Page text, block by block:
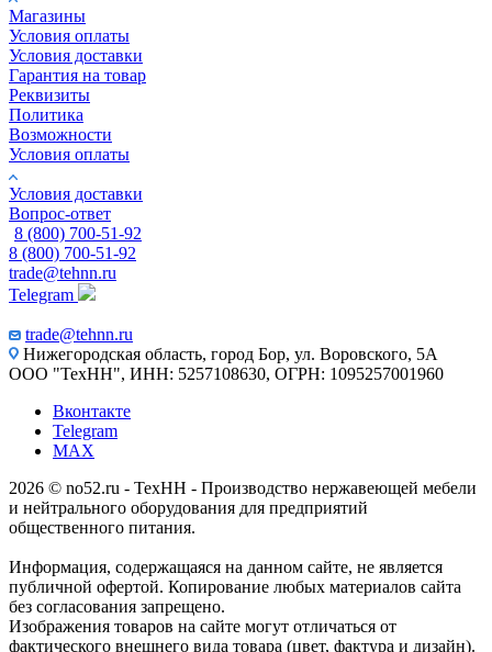
Магазины
Условия оплаты
Условия доставки
Гарантия на товар
Реквизиты
Политика
Возможности
Условия оплаты
Условия доставки
Вопрос-ответ
8 (800) 700-51-92
8 (800) 700-51-92
trade@tehnn.ru
Telegram
trade@tehnn.ru
Нижегородская область, город Бор, ул. Воровского, 5А
ООО "ТехНН", ИНН: 5257108630, ОГРН: 1095257001960
Вконтакте
Telegram
MAX
2026 © no52.ru - ТехНН - Производство нержавеющей мебели
и нейтрального оборудования для предприятий
общественного питания.
Информация, содержащаяся на данном сайте, не является
публичной офертой. Копирование любых материалов сайта
без согласования запрещено.
Изображения товаров на сайте могут отличаться от
фактического внешнего вида товара (цвет, фактура и дизайн).